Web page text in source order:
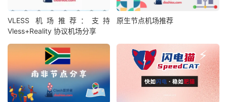
VLESS 机场推荐：支持
Vless+Reality 协议机场分享
原生节点机场推荐